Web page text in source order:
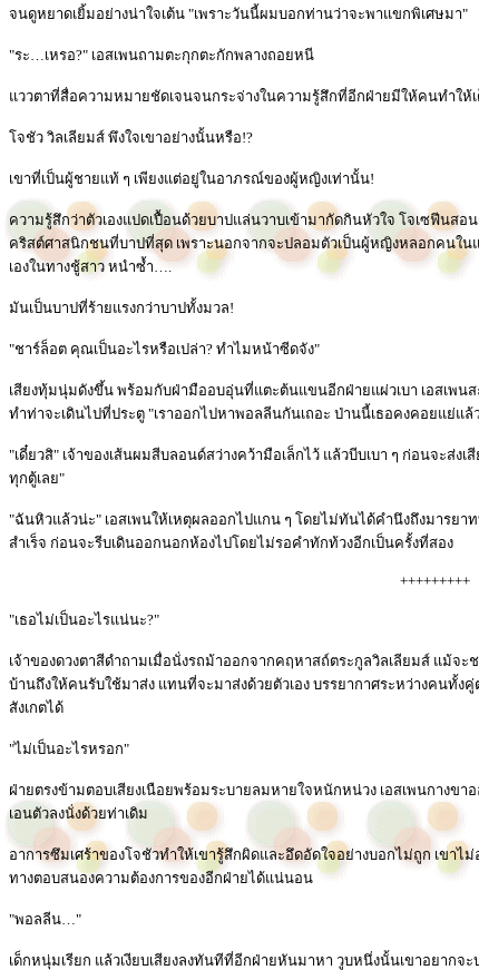
จนดูหยาดเยิ้มอย่างน่าใจเต้น "เพราะวันนี้ผมบอกท่านว่าจะพาแขกพิเศษมา"
"ระ…เหรอ?" เอสเพนถามตะกุกตะกักพลางถอยหนี
แววตาที่สื่อความหมายชัดเจนจนกระจ่างในความรู้สึกที่อีกฝ่ายมีให้คนทำให้
โจชัว วิลเลียมส์ พึงใจเขาอย่างนั้นหรือ!?
เขาที่เป็นผู้ชายแท้ ๆ เพียงแต่อยู่ในอาภรณ์ของผู้หญิงเท่านั้น!
ความรู้สึกว่าตัวเองแปดเปื้อนด้วยบาปแล่นวาบเข้ามากัดกินหัวใจ โจเซฟีนส
คริสต์ศาสนิกชนที่บาปที่สุด เพราะนอกจากจะปลอมตัวเป็นผู้หญิงหลอกคนใ
เองในทางชู้สาว หนำซ้ำ….
มันเป็นบาปที่ร้ายแรงกว่าบาปทั้งมวล!
"ชาร์ล็อต คุณเป็นอะไรหรือเปล่า? ทำไมหน้าซีดจัง"
เสียงทุ้มนุ่มดังขึ้น พร้อมกับฝ่ามืออบอุ่นที่แตะต้นแขนอีกฝ่ายแผ่วเบา เอสเพน
ทำท่าจะเดินไปที่ประตู "เราออกไปหาพอลลีนกันเถอะ ป่านนี้เธอคงคอยแย่แล้
"เดี๋ยวสิ" เจ้าของเส้นผมสีบลอนด์สว่างคว้ามือเล็กไว้ แล้วบีบเบา ๆ ก่อนจะ
ทุกตู้เลย"
"ฉันหิวแล้วน่ะ" เอสเพนให้เหตุผลออกไปแกน ๆ โดยไม่ทันได้คำนึงถึงมารยา
สำเร็จ ก่อนจะรีบเดินออกนอกห้องไปโดยไม่รอคำทักท้วงอีกเป็นครั้งที่สอง
+++++++++
"เธอไม่เป็นอะไรแน่นะ?"
เจ้าของดวงตาสีดำถามเมื่อนั่งรถม้าออกจากคฤหาสถ์ตระกูลวิลเลียมส์ แม้จ
บ้านถึงให้คนรับใช้มาส่ง แทนที่จะมาส่งด้วยตัวเอง บรรยากาศระหว่างคนทั้ง
สังเกตได้
"ไม่เป็นอะไรหรอก"
ฝ่ายตรงข้ามตอบเสียงเนือยพร้อมระบายลมหายใจหนักหน่วง เอสเพนกางขา
เอนตัวลงนั่งด้วยท่าเดิม
อาการซึมเศร้าของโจชัวทำให้เขารู้สึกผิดและอึดอัดใจอย่างบอกไม่ถูก เขาไ
ทางตอบสนองความต้องการของอีกฝ่ายได้แน่นอน
"พอลลีน…"
เด็กหนุ่มเรียก แล้วเงียบเสียงลงทันทีที่อีกฝ่ายหันมาหา วูบหนึ่งนั้นเขาอยากจ